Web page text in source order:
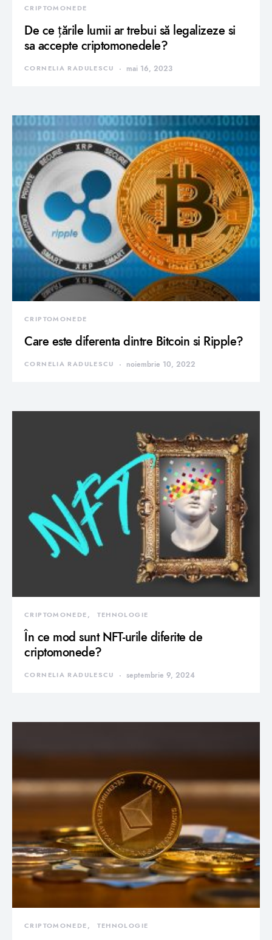
CRIPTOMONEDE
De ce țările lumii ar trebui să legalizeze si
sa accepte criptomonedele?
CORNELIA RADULESCU mai 16, 2023
CRIPTOMONEDE
Care este diferenta dintre Bitcoin si Ripple?
CORNELIA RADULESCU noiembrie 10, 2022
CRIPTOMONEDE TEHNOLOGIE
În ce mod sunt NFT-urile diferite de
criptomonede?
CORNELIA RADULESCU septembrie 9, 2024
CRIPTOMONEDE TEHNOLOGIE